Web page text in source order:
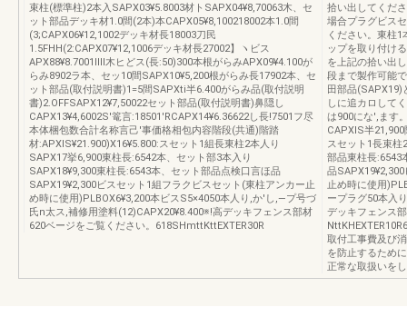
束柱(標準柱)2本入SAPX03¥5.8003材トSAPX04¥8,70063木、セ
ット部品デッキ材1.0間(2本)本CAPX05¥8,100218002本1.0間
(3;CAPX06¥12,1002デッキ材長18003刀民
1.5FHH(2:CAPX07¥12,1006デッキ材長27002】ヽビス
APX88¥8.7001llll木ヒどス(長:50)300本根がらみAPX09¥4.100が
らみ8902ラ本、セッ10間SAPX10¥5,200根がらみ長17902本、セ
ット部品(取付説明書)1=5間SAPXti半6.400がらみ品(取付説明
書)2.OFFSAPX12¥7,50022セット部品(取付説明書)鼻隠し
CAPX13¥4,6002S′篭言:18501'RCAPX14¥6.36622し長!7501フ尽
本体梱包数合計名称言己'事価格相包内容階段(共通)階踏
材:APXlS¥21.900)X16¥5.800:スセット1組長東柱2本人り
SAPX17挙6,900東柱長:6542本、セット部3本入り
SAPX18¥9,300東柱長:6543本、セット部品点検口言ほ品
SAPX19¥2,300ビスセット1組フラクビスセット(東柱アンカー止
め時に使用)PLBOX6¥3,200本ビスS5×4050本人り,か′し,―プ号づ
氏n太ス,補修用塗料(12)CAPX20¥8.400※!高デッキフェンス部材
620ベージをご覧ください。618SHmttKttEXTER30R
拾い出してくだ
場合プラグビス
ください。東柱
ップを取り付け
を上記の拾い出
段まで製作可能
田部品(SAPX19)
しに追カロして
は900にな',ます
CAPXlS半
スセット1長束柱
部品東柱長:6543
品
止め時に使用
ープラグ50本入
デッキフェンス
取付工事費及び
を防止するため
正常な取扱いを